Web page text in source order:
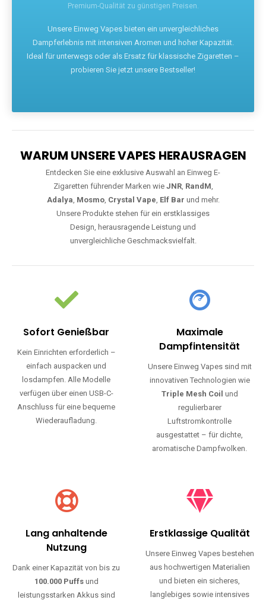
Premium-Qualität zu günstigen Preisen.
Unsere Einweg Vapes bieten ein unvergleichliches
Dampferlebnis mit intensiven Aromen und hoher Kapazität.
Ideal für unterwegs oder als Ersatz für klassische Zigaretten –
probieren Sie jetzt unsere Bestseller!
WARUM UNSERE VAPES HERAUSRAGEN
Entdecken Sie eine exklusive Auswahl an Einweg E-
Zigaretten führender Marken wie JNR, RandM,
Adalya, Mosmo, Crystal Vape, Elf Bar und mehr.
Unsere Produkte stehen für ein erstklassiges
Design, herausragende Leistung und
unvergleichliche Geschmacksvielfalt.
Sofort Genießbar
Kein Einrichten erforderlich –
einfach auspacken und
losdampfen. Alle Modelle
verfügen über einen USB-C-
Anschluss für eine bequeme
Wiederaufladung.
Maximale
Dampfintensität
Unsere Einweg Vapes sind mit
innovativen Technologien wie
Triple Mesh Coil und
regulierbarer
Luftstromkontrolle
ausgestattet – für dichte,
aromatische Dampfwolken.
Lang anhaltende
Nutzung
Dank einer Kapazität von bis zu
100.000 Puffsund
leistungsstarken Akkus sind
Erstklassige Qualität
Unsere Einweg Vapes bestehen
aus hochwertigen Materialien
und bieten ein sicheres,
langlebiges sowie intensives